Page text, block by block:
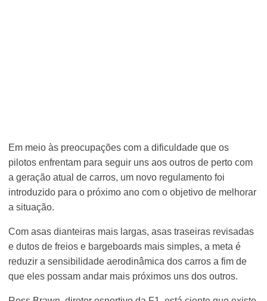
Em meio às preocupações com a dificuldade que os
pilotos enfrentam para seguir uns aos outros de perto com
a geração atual de carros, um novo regulamento foi
introduzido para o próximo ano com o objetivo de melhorar
a situação.
Com asas dianteiras mais largas, asas traseiras revisadas
e dutos de freios e bargeboards mais simples, a meta é
reduzir a sensibilidade aerodinâmica dos carros a fim de
que eles possam andar mais próximos uns dos outros.